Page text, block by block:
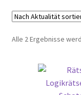
Echtheit von
Alle 2 Ergebnisse